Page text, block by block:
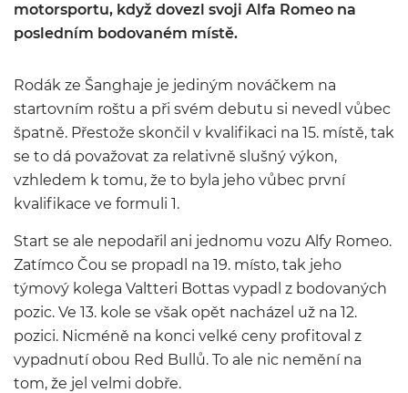
motorsportu, když dovezl svoji Alfa Romeo na
posledním bodovaném místě.
Rodák ze Šanghaje je jediným nováčkem na
startovním roštu a při svém debutu si nevedl vůbec
špatně. Přestože skončil v kvalifikaci na 15. místě, tak
se to dá považovat za relativně slušný výkon,
vzhledem k tomu, že to byla jeho vůbec první
kvalifikace ve formuli 1.
Start se ale nepodařil ani jednomu vozu Alfy Romeo.
Zatímco Čou se propadl na 19. místo, tak jeho
týmový kolega Valtteri Bottas vypadl z bodovaných
pozic. Ve 13. kole se však opět nacházel už na 12.
pozici. Nicméně na konci velké ceny profitoval z
vypadnutí obou Red Bullů. To ale nic nemění na
tom, že jel velmi dobře.